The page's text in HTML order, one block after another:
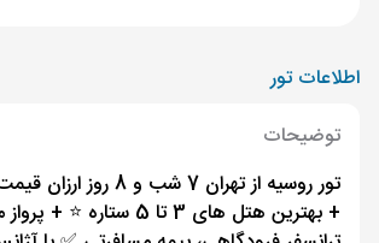
اطلاعات تور
توضیحات
تور روسیه از تهران 7 شب و
+ بهترین هتل های 3 تا 5